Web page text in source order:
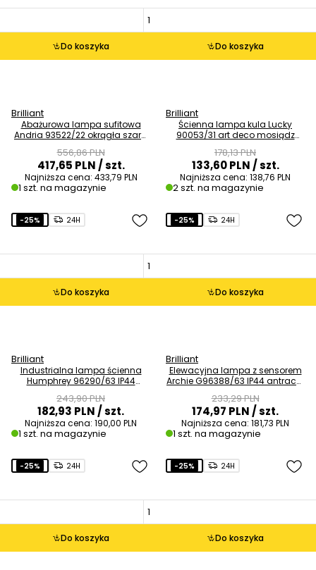
Do koszyka
Brilliant
Abażurowa lampa sufitowa
Andria 93522/22 okrągła szara
556,86 PLN
417,65 PLN/ szt.
Najniższa cena: 433,79 PLN
1 szt. na magazynie
Do koszyka
Brilliant
Ścienna lampa kula Lucky
90053/31 art deco mosiądz
178,13 PLN
133,60 PLN/ szt.
Najniższa cena: 138,76 PLN
2 szt. na magazynie
Do koszyka
-25% 24H
Brilliant
Industrialna lampa ścienna
Humphrey 96290/63 IP44
243,90 PLN
182,93 PLN/ szt.
Najniższa cena: 190,00 PLN
1 szt. na magazynie
Do koszyka
-25% 24H
Brilliant
Elewacyjna lampa z sensorem
Archie G96388/63 IP44 antracyt
233,29 PLN
174,97 PLN/ szt.
Najniższa cena: 181,73 PLN
1 szt. na magazynie
Do koszyka
-25% 24H
Do koszyka
-25% 24H